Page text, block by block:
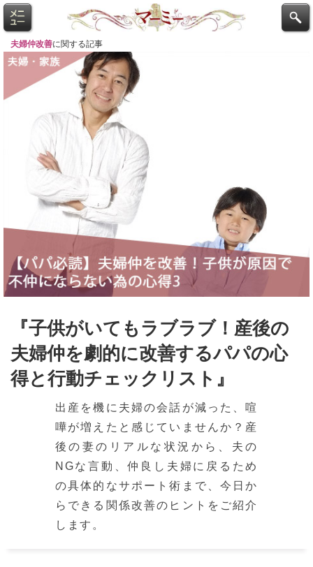
夫婦仲改善に関する記事
『子供がいてもラブラブ！産後の
夫婦仲を劇的に改善するパパの心
得と行動チェックリスト』
出産を機に夫婦の会話が減った、喧
嘩が増えたと感じていませんか？産
後の妻のリアルな状況から、夫の
NGな言動、仲良し夫婦に戻るため
の具体的なサポート術まで、今日か
らできる関係改善のヒントをご紹介
します。